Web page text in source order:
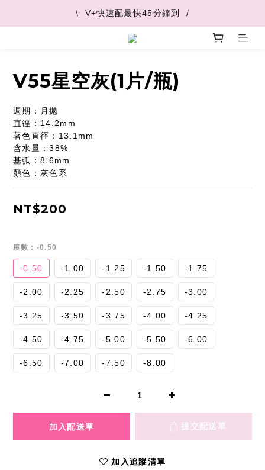
\  V+快速配最快45分鐘到  /
\  V+快速配最快45分鐘到  /
\  推薦好友 領取購物金  /
V55星空灰(1片/瓶)
週期：月拋
直徑：14.2mm
著色直徑：13.1mm
含水量：38%
基弧：8.6mm
顏色：灰色系
NT$200
度數 : -0.50
-0.50 -1.00 -1.25 -1.50 -1.75
-2.00 -2.25 -2.50 -2.75 -3.00
-3.25 -3.50 -3.75 -4.00 -4.25
-4.50 -4.75 -5.00 -5.50 -6.00
-6.50 -7.00 -7.50 -8.00
加入追蹤清單